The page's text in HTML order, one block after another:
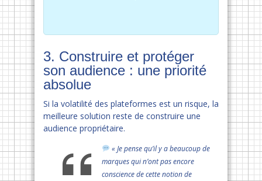
3. Construire et protéger
son audience : une priorité
absolue
Si la volatilité des plateformes est un risque, la
meilleure solution reste de construire une
audience propriétaire.
« Je pense qu’il y a beaucoup de
marques qui n’ont pas encore
conscience de cette notion de